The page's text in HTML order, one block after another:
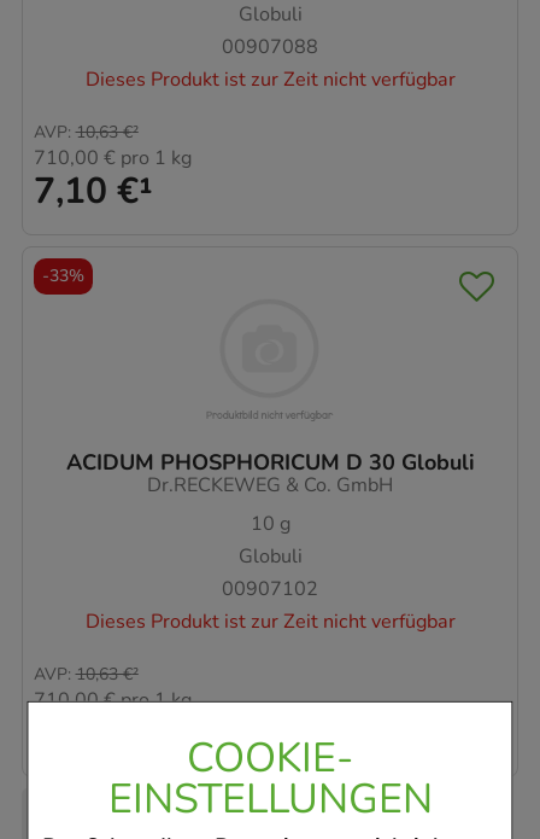
COOKIE-
EINSTELLUNGEN
Globuli
00907088
Dieses Produkt ist zur Zeit nicht verfügbar
7,10 €¹
AVP: 10,63 €²
710,00 € pro 1 kg
ACIDUM PHOSPHORICUM D 30 Globuli
Dr.RECKEWEG & Co. GmbH
10 g
Globuli
00907102
Dieses Produkt ist zur Zeit nicht verfügbar
AVP: 10,63 €²
710,00 €pro 1 kg
-33%